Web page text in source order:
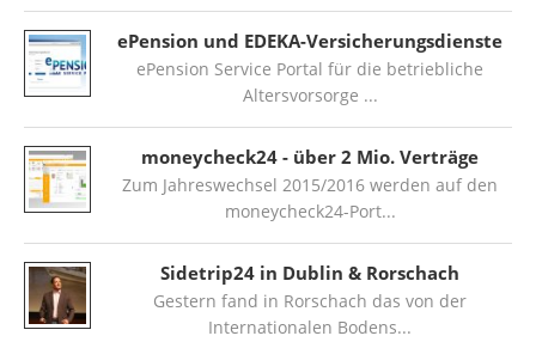
ePension und EDEKA-Versicherungsdienste
ePension Service Portal für die betriebliche
Altersvorsorge
moneycheck24 - über 2 Mio. Verträge
Zum Jahreswechsel 2015/2016 werden auf den
moneycheck24-Port
Sidetrip24 in Dublin & Rorschach
Gestern fand in Rorschach das von der
Internationalen Bodens